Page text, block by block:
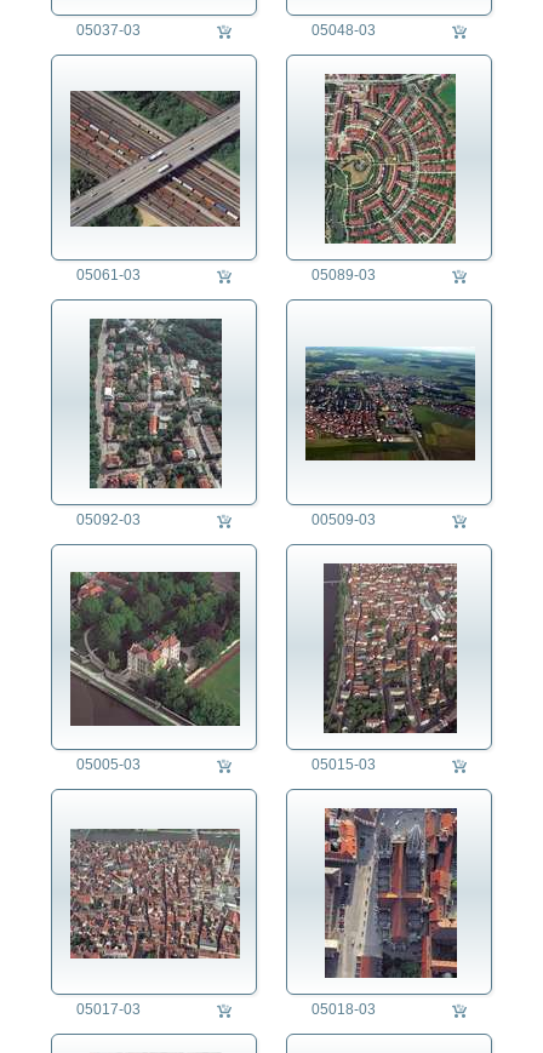
05037-03 05048-03
05061-03 05089-03
05092-03 00509-03
05005-03 05015-03
05017-03 05018-03